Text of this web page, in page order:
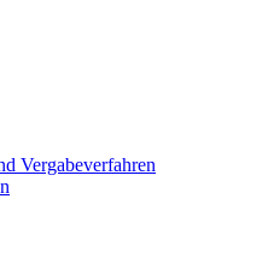
Vergabeverfahren